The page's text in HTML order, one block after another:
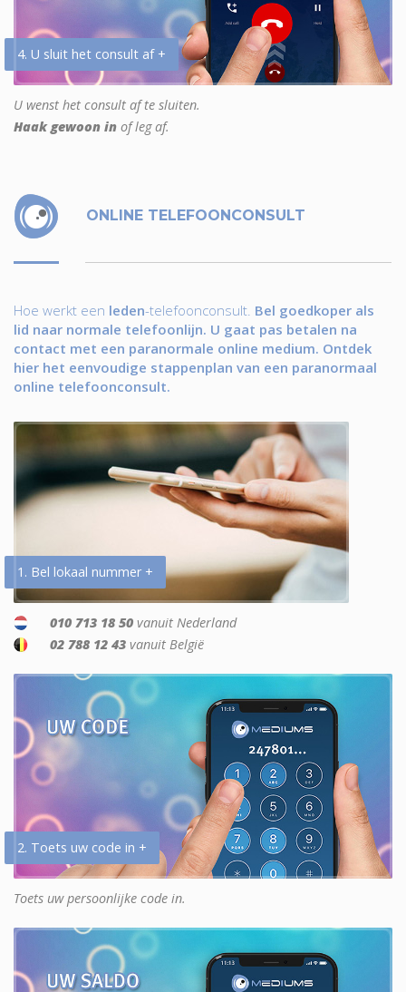
4. U sluit het consult af +
U wenst het consult af te sluiten.
Haak gewoon in of leg af.
ONLINE TELEFOONCONSULT
Hoe werkt een leden-telefoonconsult. Bel goedkoper als
lid naar normale telefoonlijn. U gaat pas betalen na
contact met een paranormale online medium. Ontdek
hier het eenvoudige stappenplan van een paranormaal
online telefoonconsult.
1. Bel lokaal nummer +
010 713 18 50 vanuit Nederland
02 788 12 43 vanuit België
2. Toets uw code in +
Toets uw persoonlijke code in.